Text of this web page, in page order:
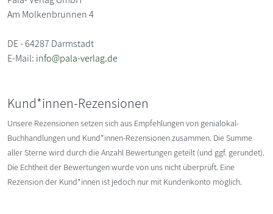
Am Molkenbrunnen 4
DE - 64287 Darmstadt
E-Mail: info@pala-verlag.de
Kund*innen-Rezensionen
Unsere Rezensionen setzen sich aus Empfehlungen von genialokal-
Buchhandlungen und Kund*innen-Rezensionen zusammen. Die Summe
aller Sterne wird durch die Anzahl Bewertungen geteilt (und ggf. gerundet).
Die Echtheit der Bewertungen wurde von uns nicht überprüft. Eine
Rezension der Kund*innen ist jedoch nur mit Kundenkonto möglich.